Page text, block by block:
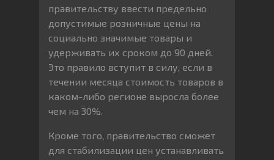
правительству ввести предельно
допустимые розничные цены на
социально значимые товары и
удерживать их сроком до 90 дней.
Это правило вступит в силу, если в
течении месяца стоимость товаров в
каком-либо регионе выросла более
чем на 30%.
Кроме того, правительство сможет
для стабилизации цен устанавливать